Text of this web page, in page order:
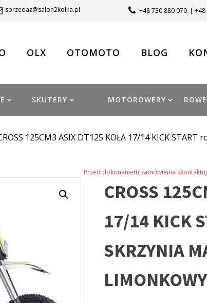
sprzedaz@salon2kolka.pl +48 730 880 070 | +48
OLX OTOMOTO BLOG
SKUTERY MOTOROWERY
125CM3 ASIX DT125 KOŁA 17/14 KICK
Przed dokonaniem zamówienia
CROSS
17/14 KICK
SKRZYNIA
LIMONKOWY